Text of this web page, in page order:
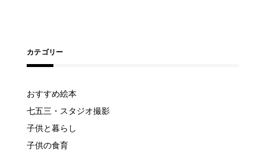
カテゴリー
おすすめ絵本
七五三・スタジオ撮影
子供と暮らし
子供の食育